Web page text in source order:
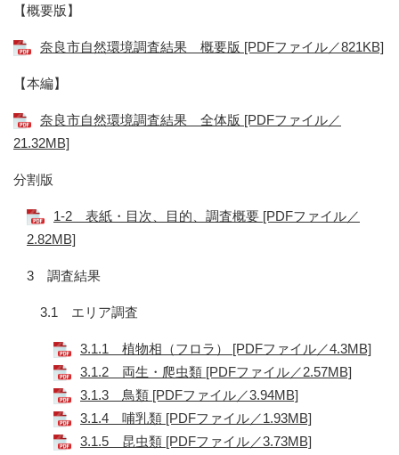
【概要版】
奈良市自然環境調査結果 概要版 [PDFファイル／821KB]
【本編】
奈良市自然環境調査結果 全体版 [PDFファイル／
21.32MB]
​分割版
1-2 表紙・目次、目的、調査概要 [PDFファイル／
2.82MB]
3 調査結果
​3.1 エリア調査
3.1.1 植物相（フロラ） [PDFファイル／4.3MB]
3.1.2 両生・爬虫類 [PDFファイル／2.57MB]
3.1.3 鳥類 [PDFファイル／3.94MB]
3.1.4 哺乳類 [PDFファイル／1.93MB]
3.1.5 昆虫類 [PDFファイル／3.73MB]